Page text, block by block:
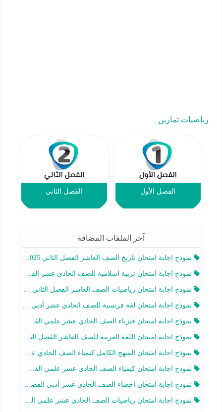
رياضيات تمارين
الفصل الأول الفصل الثاني
آخر الملفات المضافة
نموذج اجابة امتحان تاريخ الصف العاشر الفصل الثاني 2025-2026
نموذج اجابة امتحان تربية اسلامية للصف الحادي عشر الفصل الثاني 2025-2026
نموذج اجابة امتحان رياضيات الصف العاشر الفصل الثاني 2025-2026
نموذج اجابة امتحان لغة فرنسية للصف الحادي عشر أدبي الفصل الثاني 2025-2026
نموذج اجابة امتحان فيزياء الصف الحادي عشر علمي الفصل الثاني 2025-2026
نموذج اجابة امتحان اللغة العربية للصف العاشر الفصل الثاني 2025-2026
نموذج اجابة امتحان المنهج الكامل كيمياء الصف الحادي عشر علمي الفصل الثاني 2025-2026
نموذج اجابة امتحان كيمياء الصف الحادي عشر علمي الفصل الثاني 2025-2026
نموذج اجابة امتحان احصاء الصف الحادي عشر أدبي الفصل الثاني 2025-2026
نموذج اجابة امتحان رياضيات الصف الحادي عشر علمي الفصل الثاني 2025-2026